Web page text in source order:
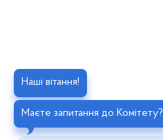
Наші вітання!
Маєте запитання до Комітету?